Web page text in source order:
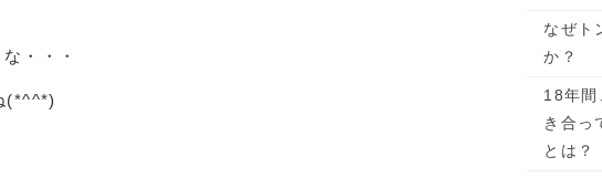
・・・
(*^^*)
なぜト
か？
18年間
き合っ
とは？